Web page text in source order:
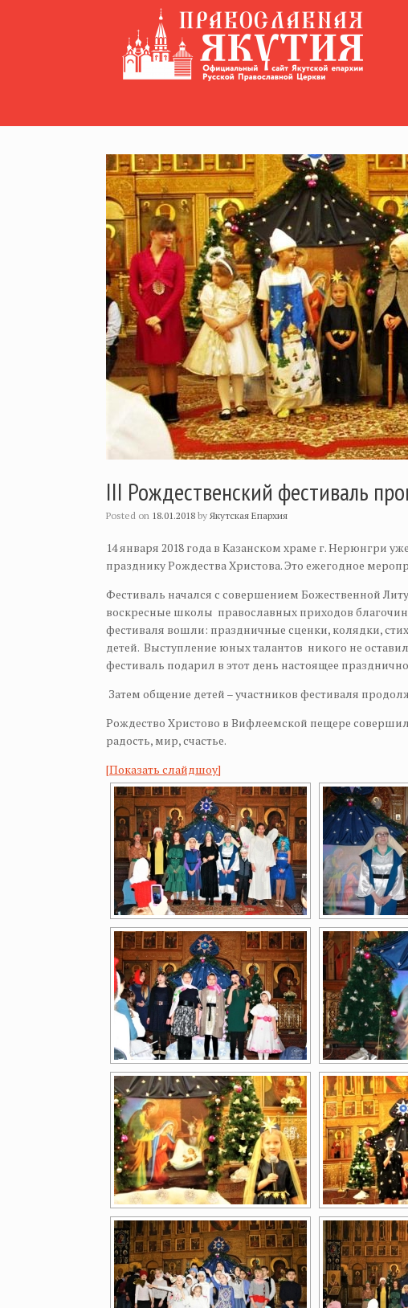
III Рождественский фестиваль
Posted on 18.01.2018 by Якутская Епархия
14 января 2018 года в Казанском храме г. Нерюнгри
празднику Рождества Христова. Это ежегодное
Фестиваль начался с совершением Божественной
воскресные школы православных приходов
фестиваля вошли: праздничные сценки, колядки,
детей. Выступление юных талантов никого не
фестиваль подарил в этот день настоящее
Затем общение детей – участников фестиваля
Рождество Христово в Вифлеемской пещере
радость, мир, счастье.
[Показать слайдшоу]